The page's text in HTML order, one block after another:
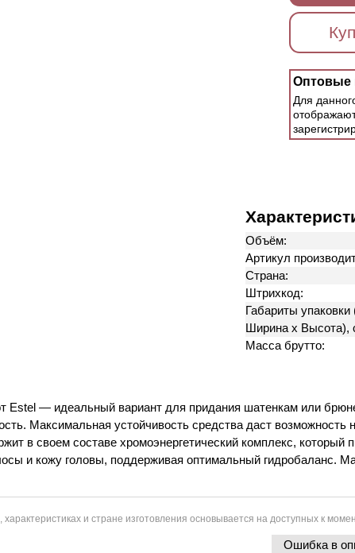
Оптовые
Для
Объём:
Артикул
Страна:
Штрихкод:
Габариты упаковки
Ширина х Высота),
Масса брутто:
Estel — идеальный вариант для придания шатенкам или
Максимальная устойчивость средства даст
в своем составе хромоэнергетический комплекс,
и кожу головы, поддерживая оптимальный гидробаланс.
и стране изготовления основывается на доступных к
Ошибка в